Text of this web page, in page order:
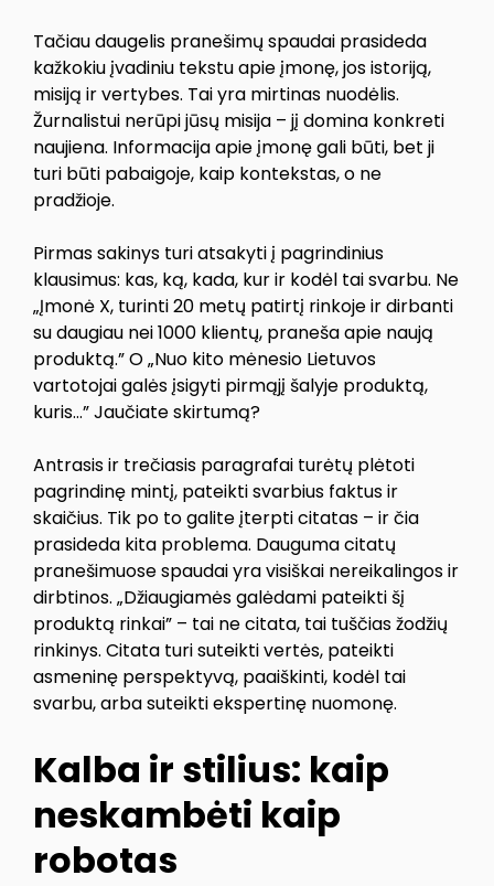
Tačiau daugelis pranešimų spaudai prasideda
kažkokiu įvadiniu tekstu apie įmonę, jos istoriją,
misiją ir vertybes. Tai yra mirtinas nuodėlis.
Žurnalistui nerūpi jūsų misija – jį domina konkreti
naujiena. Informacija apie įmonę gali būti, bet ji
turi būti pabaigoje, kaip kontekstas, o ne
pradžioje.
Pirmas sakinys turi atsakyti į pagrindinius
klausimus: kas, ką, kada, kur ir kodėl tai svarbu. Ne
„Įmonė X, turinti 20 metų patirtį rinkoje ir dirbanti
su daugiau nei 1000 klientų, praneša apie naują
produktą.” O „Nuo kito mėnesio Lietuvos
vartotojai galės įsigyti pirmąjį šalyje produktą,
kuris…” Jaučiate skirtumą?
Antrasis ir trečiasis paragrafai turėtų plėtoti
pagrindinę mintį, pateikti svarbius faktus ir
skaičius. Tik po to galite įterpti citatas – ir čia
prasideda kita problema. Dauguma citatų
pranešimuose spaudai yra visiškai nereikalingos ir
dirbtinos. „Džiaugiamės galėdami pateikti šį
produktą rinkai” – tai ne citata, tai tuščias žodžių
rinkinys. Citata turi suteikti vertės, pateikti
asmeninę perspektyvą, paaiškinti, kodėl tai
svarbu, arba suteikti ekspertinę nuomonę.
Kalba ir stilius: kaip
neskambėti kaip
robotas